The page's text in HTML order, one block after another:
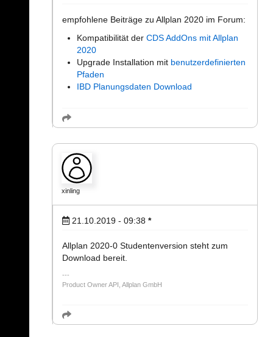
empfohlene Beiträge zu Allplan 2020 im Forum:
Kompatibilität der CDS AddOns mit Allplan
2020
Upgrade Installation mit benutzerdefinierten
Pfaden
IBD Planungsdaten Download
xinling
21.10.2019 - 09:38 *
Allplan 2020-0 Studentenversion steht zum
Download bereit.
Product Owner API, Allplan GmbH